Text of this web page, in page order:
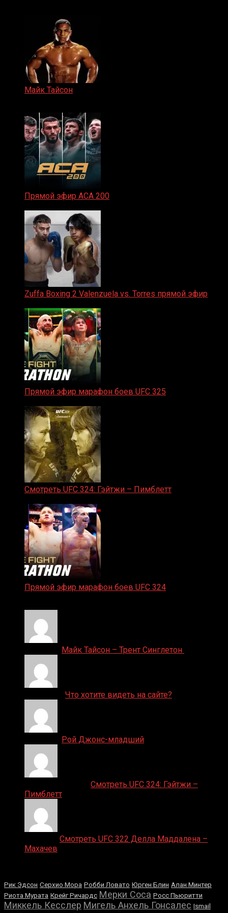
Майк Тайсон
Прямой эфир ACA 200
Zuffa Boxing 2 Valenzuela vs. Torres прямой эфир
Прямой эфир марафон боев UFC 325
Смотреть UFC 324: Гэйтжи – Пимблетт
Прямой эфир марафон боев UFC 324
Майк Тайсон – Трент Синглетон
Что хотите видеть на сайте?
Рой Джонс-младший
Смотреть UFC 324: Гэйтжи –
Пимблетт
Смотреть UFC 322 Делла Маддалена –
Махачев
Рик Эдсон Серхио Мора Робби Ловато Юрген Блин Алан Минтер
Риота Мурата Крейг Ричардс Мерки Соса Росс Пьюритти
Миккель Кесслер Мигель Анхель Гонсалес Ismail